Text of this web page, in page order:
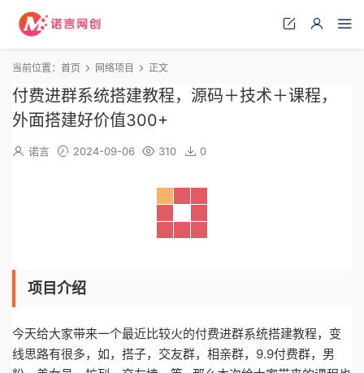
当前位置： 首页 网络项目 正文
付费进群系统搭建教程，源码＋技术＋课程，
外面搭建好价值300+
诺言 2024-09-06 310 0
项目介绍
今天给大家带来一个最近比较火的付费进群系统搭建教程，变
线思路有很多，如，搭子，交友群，相亲群，9.9付费群，男